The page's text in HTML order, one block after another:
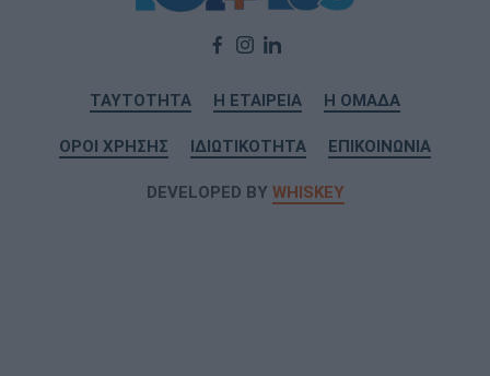
ΤΑΥΤΟΤΗΤΑ Η ΕΤΑΙΡΕΙΑ Η ΟΜΑΔΑ
ΟΡΟΙ ΧΡΗΣΗΣ ΙΔΙΩΤΙΚΟΤΗΤΑ ΕΠΙΚΟΙΝΩΝΙΑ
DEVELOPED BY WHISKEY